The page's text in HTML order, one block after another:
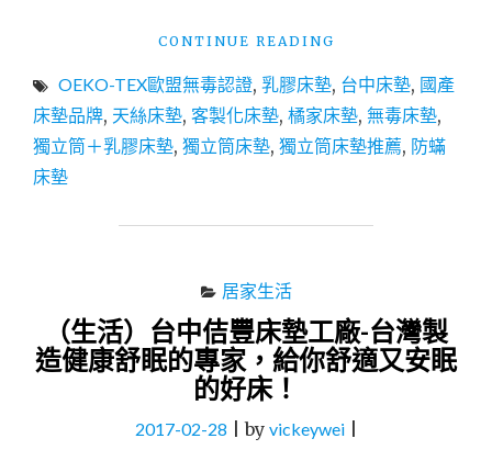
CONTINUE READING
床
墊
獨
床
膠
床
墊
國
OEKO-TEX歐盟無毒認證, 乳膠床墊, 台中床墊, 國產
床墊品牌, 天絲床墊, 客製化床墊, 橘家床墊, 無毒床墊,
獨立筒＋乳膠床墊, 獨立筒床墊, 獨立筒床墊推薦, 防蟎
床墊
居家生活
（生活）台中佶豐床墊工廠-台灣製
造健康舒眠的專家，給你舒適又安眠
的好床！
2017-02-28 |by vickeywei|